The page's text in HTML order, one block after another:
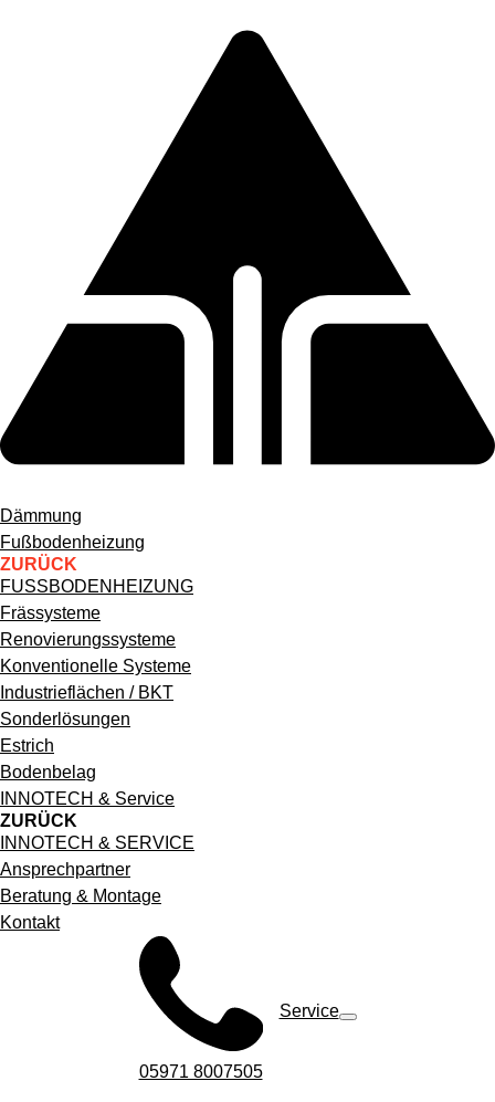
Hauptnavigation
Dämmung
Fußbodenheizung
ZURÜCK
FUSSBODENHEIZUNG
Frässysteme
Renovierungssysteme
Konventionelle Systeme
Industrieflächen / BKT
Sonderlösungen
Estrich
Bodenbelag
INNOTECH & Service
ZURÜCK
INNOTECH & SERVICE
Ansprechpartner
Beratung & Montage
Kontakt
05971 8007505
Service